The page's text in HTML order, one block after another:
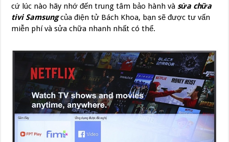
cứ lúc nào hãy nhớ đến trung tâm bảo hành và sửa chữa
tivi Samsungcủa điện tử Bách Khoa, bạn sẽ được tư vấn
miễn phí và sửa chữa nhanh nhất có thể.